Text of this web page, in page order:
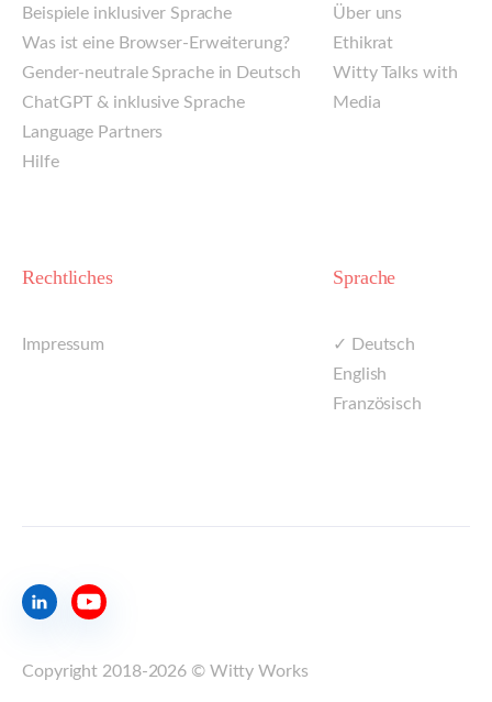
Beispiele inklusiver Sprache
Was ist eine Browser-Erweiterung?
Gender-neutrale Sprache in Deutsch
ChatGPT & inklusive Sprache
Language Partners
Hilfe
Über uns
Ethikrat
Witty Talks with
Media
Rechtliches
Impressum
Sprache
✓ Deutsch
English
Französisch
Copyright 2018-2026 © Witty Works